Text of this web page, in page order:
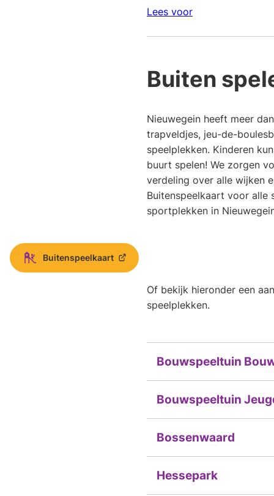
Lees voor
Buiten
Nieuwegein heeft meer
trapveldjes, jeu-de-
speelplekken. Kinderen
buurt spelen! We zorgen
verdeling over alle wijken
Buitenspeelkaart voor alle
sportplekken in
Buitenspeelkaart
(Verwijst
Of bekijk hieronder een
speelplekken.
Bouwspeeltuin
Bouwspeeltuin
Bossenwaard
Hessepark